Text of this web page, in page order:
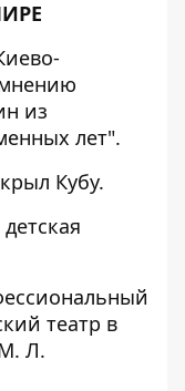
из
лет".
Кубу.
театр в
Л.